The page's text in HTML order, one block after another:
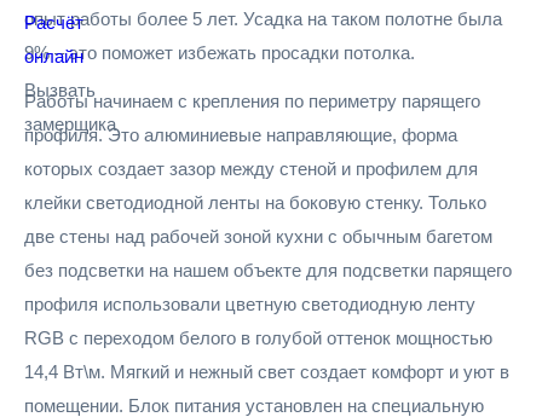
Расчёт
онлайн
Вызвать
замерщика
опыт работы более 5 лет. Усадка на таком полотне была
9% – это поможет избежать просадки потолка.
Работы начинаем с крепления по периметру парящего
профиля. Это алюминиевые направляющие, форма
которых создает зазор между стеной и профилем для
клейки светодиодной ленты на боковую стенку. Только
две стены над рабочей зоной кухни с обычным багетом
без подсветки на нашем объекте для подсветки парящего
профиля использовали цветную светодиодную ленту
RGB с переходом белого в голубой оттенок мощностью
14,4 Вт\м. Мягкий и нежный свет создает комфорт и уют в
помещении. Блок питания установлен на специальную